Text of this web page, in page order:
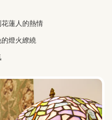
蓮人的熱情
燈火繚繞